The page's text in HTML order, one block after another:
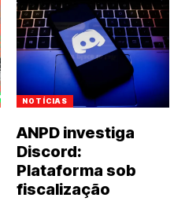
NOTÍCIAS
ANPD investiga
Discord:
Plataforma sob
fiscalização